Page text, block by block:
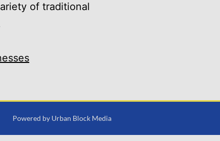
of traditional
Powered by Urban Block Media